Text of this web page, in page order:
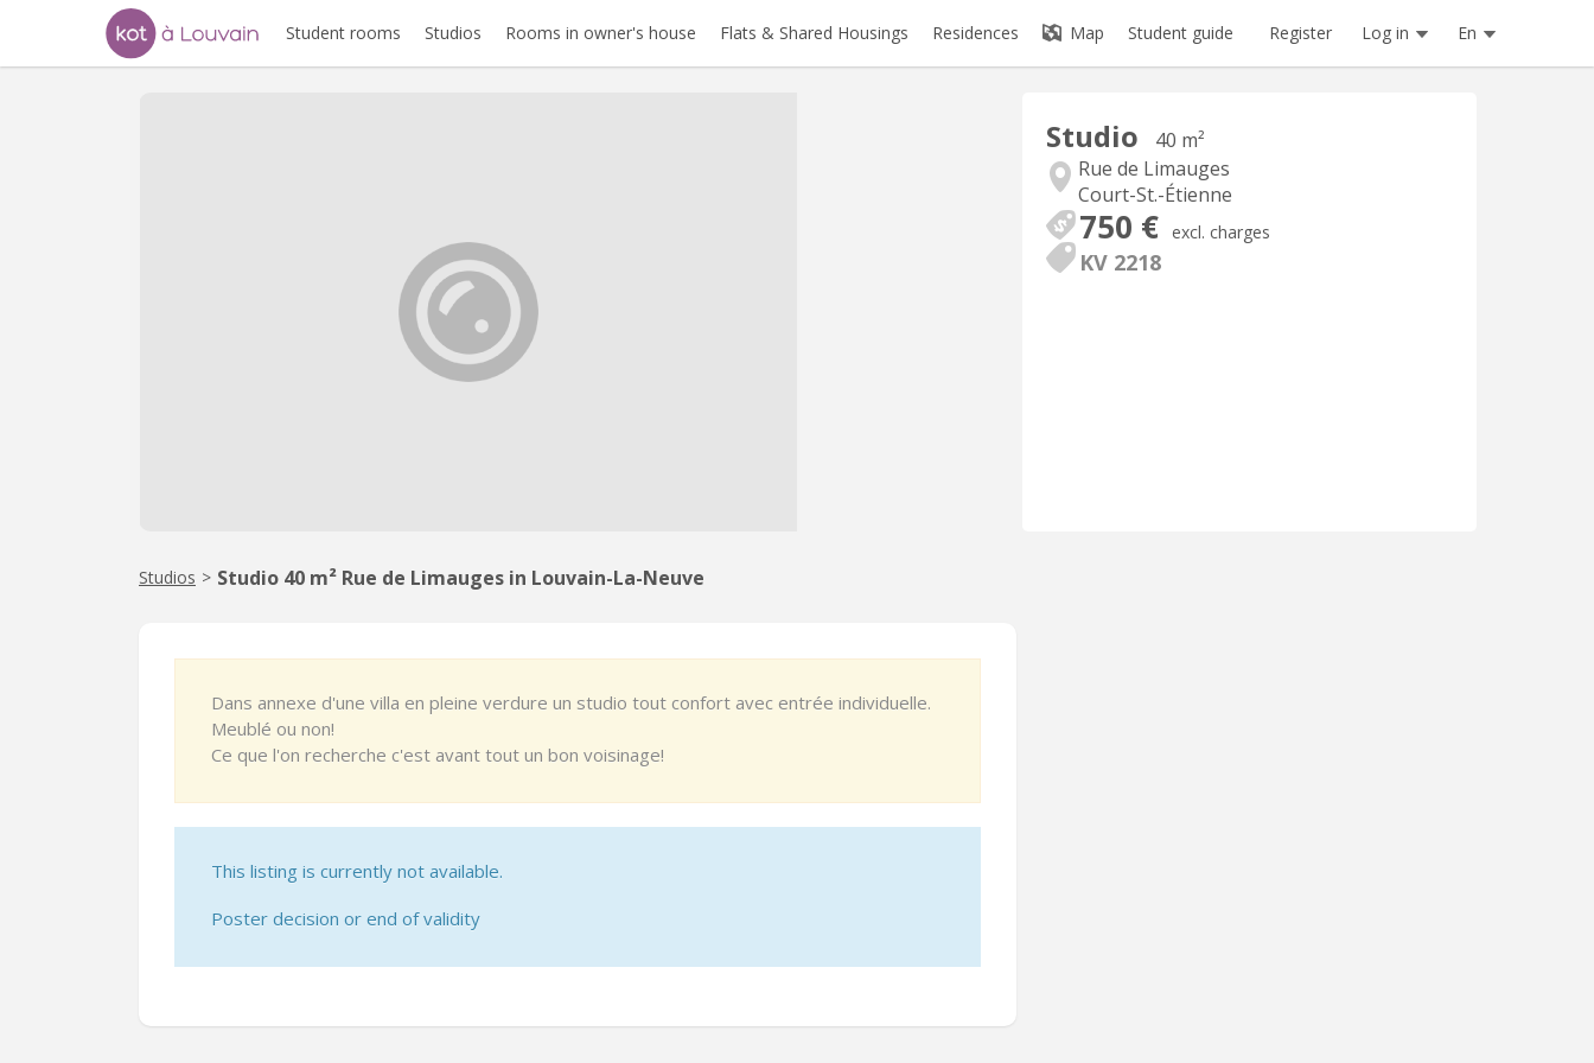
Student rooms Studios Rooms in owner's house Flats & Shared Housings Residences Map Student guide Register Log in En
Studio
40 m²
Rue de Limauges
Court-St.-Étienne
750 € excl. charges
KV 2218
Studios > Studio 40 m² Rue de Limauges in Louvain-La-Neuve
Dans annexe d'une villa en pleine verdure un studio tout confort avec entrée individuelle.
Meublé ou non!
Ce que l'on recherche c'est avant tout un bon voisinage!
This listing is currently not available.
Poster decision or end of validity